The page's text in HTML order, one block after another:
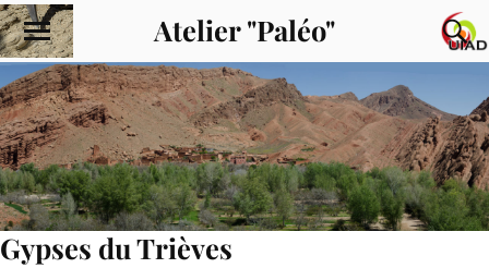
Atelier "Paléo"
Gypses du Trièves